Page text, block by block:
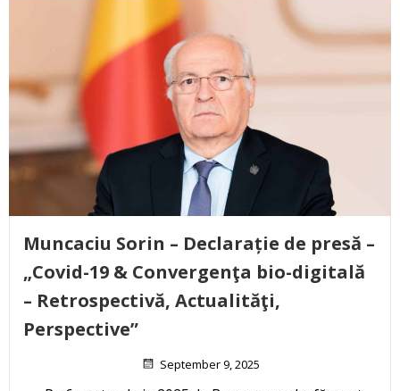
Muncaciu Sorin – Declarație de presă –
„Covid-19 & Convergenţa bio-digitală
– Retrospectivă, Actualităţi,
Perspective”
September 9, 2025